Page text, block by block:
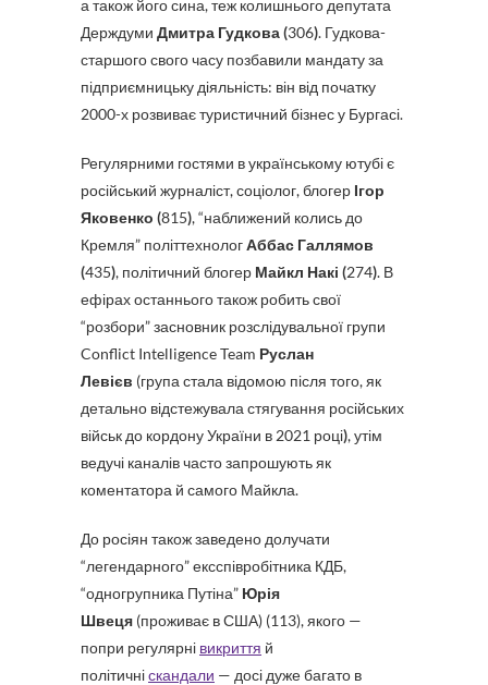
а також його сина, теж колишнього депутата
Держдуми Дмитра Гудкова (306). Гудкова-
старшого свого часу позбавили мандату за
підприємницьку діяльність: він від початку
2000-х розвиває туристичний бізнес у Бургасі.
Регулярними гостями в українському ютубі є
російський журналіст, соціолог, блогер Ігор
Яковенко (815), “наближений колись до
Кремля” політтехнологАббас Галлямов
(435), політичний блогер Майкл Накі (274). В
ефірах останнього також робить свої
“розбори” засновник розслідувальної групи
Conflict Intelligence Team Руслан
Левієв (група стала відомою після того, як
детально відстежувала стягування російських
військ до кордону України в 2021 році), утім
ведучі каналів часто запрошують як
коментатора й самого Майкла.
До росіян також заведено долучати
“легендарного” ексспівробітника КДБ,
“одногрупника Путіна” Юрія
Швеця (проживає в США) (113), якого —
попри регулярні викриття й
політичніскандали — досі дуже багато в